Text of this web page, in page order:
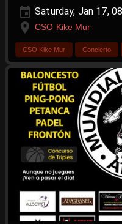
Saturday, Jan 17,
CSO Kike Mur
CSO Kike Mur Concierto